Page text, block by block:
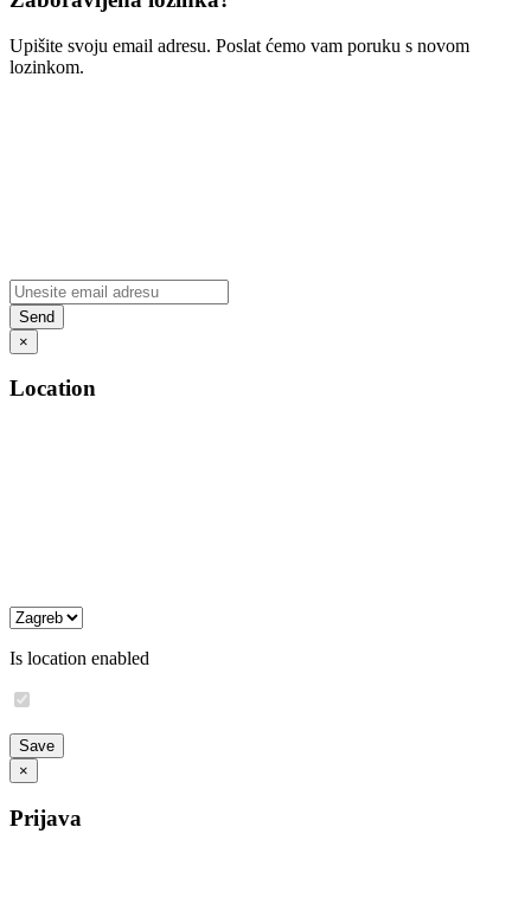
Upišite svoju email adresu. Poslat ćemo vam poruku s novom
lozinkom.
×
Location
Is location enabled
×
Prijava